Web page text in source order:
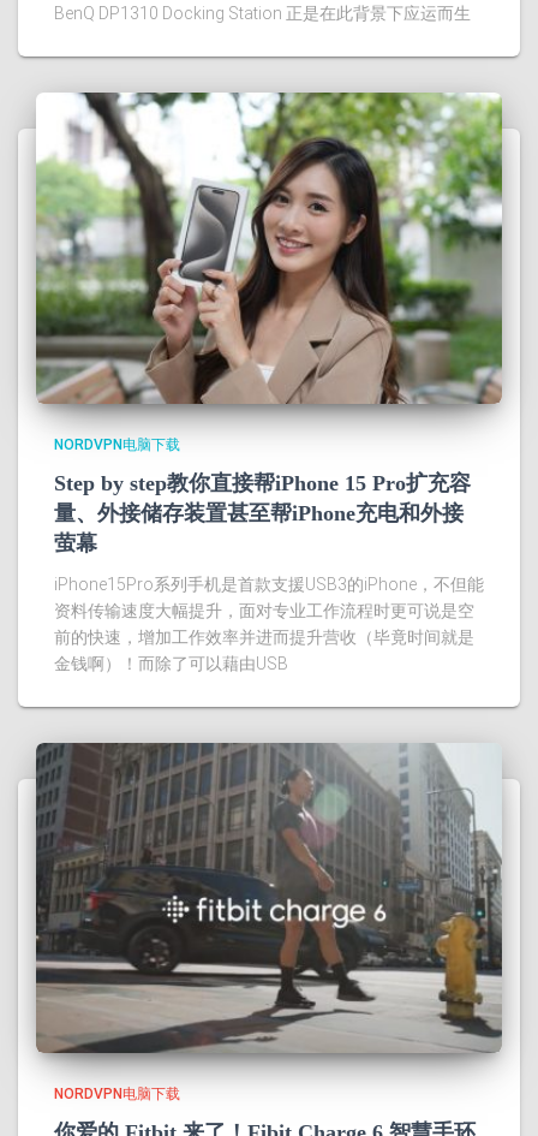
BenQ DP1310 Docking Station 正是在此背景下应运而生
NORDVPN电脑下载
Step by step教你直接帮iPhone 15 Pro扩充容
量、外接储存装置甚至帮iPhone充电和外接
萤幕
iPhone15Pro系列手机是首款支援USB3的iPhone，不但能
资料传输速度大幅提升，面对专业工作流程时更可说是空
前的快速，增加工作效率并进而提升营收（毕竟时间就是
金钱啊）！而除了可以藉由USB
NORDVPN电脑下载